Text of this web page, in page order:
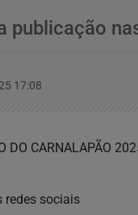
publicação
17:08
DO CARNALAPÃO
redes sociais